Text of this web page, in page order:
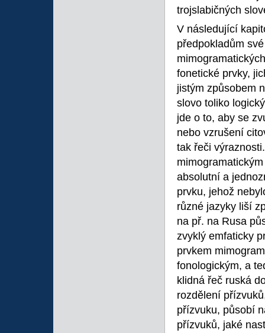
trojslabičných
V následující
předpokladům
fonetické prvky,
jistým způsobem
slovo toliko
jde o to, aby se
nebo vzrušení
tak řeči
absolutní a
prvku, jehož
různé jazyky liší
na př. na Rusa
zvyklý emfaticky
prvkem
fonologickým, a
klidná řeč ruská
rozdělení
přízvuku, působí
přízvuků, jaké